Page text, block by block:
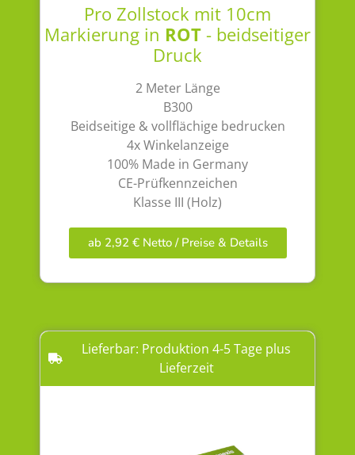
Pro Zollstock mit 10cm
Markierung in ROT- beidseitiger
Druck
2 Meter Länge
B300
Beidseitige & vollflächige bedrucken
4x Winkelanzeige
100% Made in Germany
CE-Prüfkennzeichen
Klasse III (Holz)
ab 2,92 € Netto / Preise & Details
Lieferbar: Produktion 4-5 Tage plus
Lieferzeit